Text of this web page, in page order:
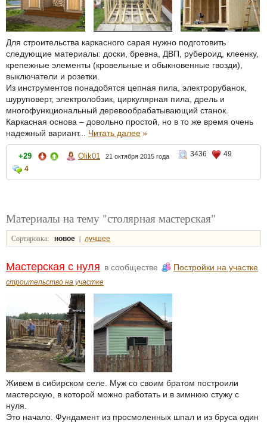
Для строительства каркасного сарая нужно подготовить
следующие материалы: доски, бревна, ДВП, рубероид, клеенку,
крепежные элементы (кровельные и обыкновенные гвозди),
выключатели и розетки.
Из инструментов понадобятся цепная пила, электрорубанок,
шуруповерт, электролобзик, циркулярная пила, дрель и
многофункциональный деревообрабатывающий станок.
Каркасная основа – довольно простой, но в то же время очень
надежный вариант... Читать далее»
+29 Olik01 21 октября 2015 года 3436
49
4
Материалы на тему "столярная мастерская"
Сортировка: новое | лучшее
Мастерская с нуля в сообществе Постройки на участке
строительство на участке
Живем в сибирском селе. Муж со своим братом построили
мастерскую, в которой можно работать и в зимнюю стужу с
нуля.
Это начало. Фундамент из просмоленных шпал и из бруса один